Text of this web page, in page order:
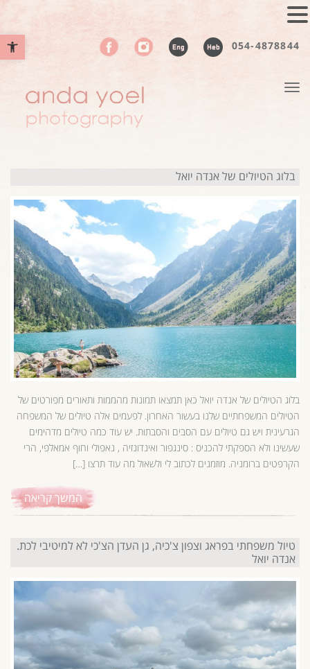
פתח סרגל 054-4878844
תפריט
בלוג הטיולים של אנדה יואל
בלוג הטיולים של אנדה יואל כאן תמצאו תמונות מהממות ותאורים מפורטים של
הטיולים המשפחתיים שלנו בעשור האחרון. לפעמים אלה טיולים של המשפחה
הגרעינית ויש גם טיולים עם הסבים והסבתות. יש עוד כמה טיולים מדהימים
שעשינו ולא הספקתי להכניס : סינגפור ואינדונזיה , נאפולי וחוף אמאלפי, הרי
הקרפטים ברומניה. מוזמנים לכתוב לי ולשאול מה עוד תרצו […]
המשך קריאה
טיול משפחתי בפראג וצפון צ'כיה, גן העדן הצ'כי לא למיטיבי לכת.
אנדה יואל